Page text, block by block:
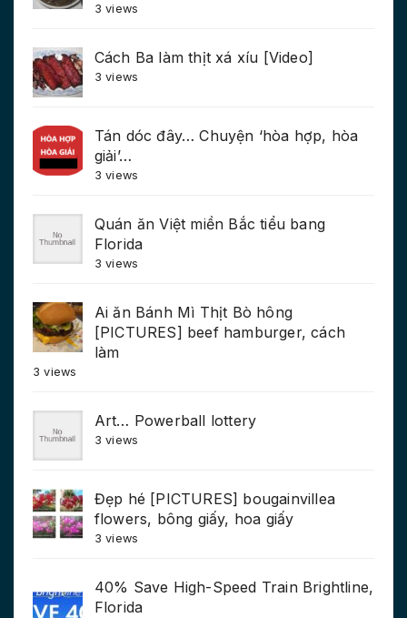
3 views
Cách Ba làm thịt xá xíu [Video]
3 views
Tán dóc đây… Chuyện ‘hòa hợp, hòa
giải’…
3 views
Quán ăn Việt miền Bắc tiểu bang
Florida
3 views
Ai ăn Bánh Mì Thịt Bò hông
[PICTURES] beef hamburger, cách
làm
3 views
Art… Powerball lottery
3 views
Đẹp hé [PICTURES] bougainvillea
flowers, bông giấy, hoa giấy
3 views
40% Save High-Speed Train Brightline,
Florida